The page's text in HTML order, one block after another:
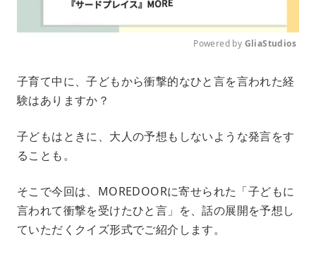
u
Powered by GliaStudios
子育て中に、子どもから衝撃的なひと言を言われた経
験はありますか？
子どもはときに、大人の予想もしないような発言をす
ることも。
そこで今回は、MOREDOORに寄せられた「子どもに
言われて衝撃を受けたひと言」を、話の展開を予想し
ていただくクイズ形式でご紹介します。